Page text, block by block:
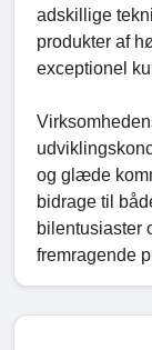
adskillige
produkter af
exceptionel
og glæde
bidrage til
bilentusiaster
fremragende